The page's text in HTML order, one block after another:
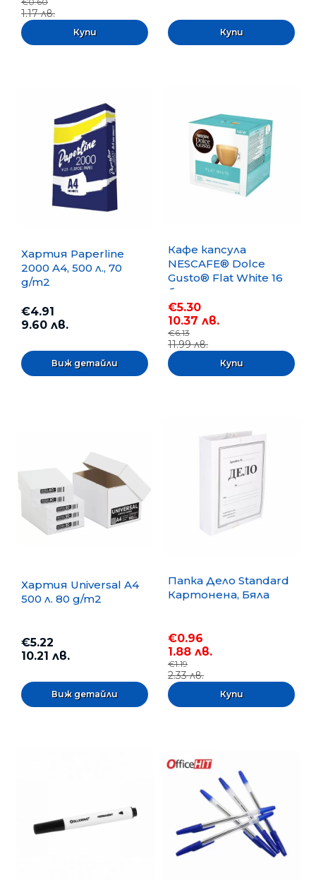
1.17 лв.
Хартия Paperline
2000 A4, 500 л., 70
g/m2
€4.91
9.60 лв.
Виж детайли
Кафе капсула
NESCAFE® Dolce
Gusto® Flat White 16
бр.
€5.30
10.37 лв.
€6.13
11.99 лв.
Хартия Universal A4
500 л. 80 g/m2
€5.22
10.21 лв.
Виж детайли
Папка Дело Standard
Картонена, Бяла
€0.96
1.88 лв.
€1.19
2.33 лв.